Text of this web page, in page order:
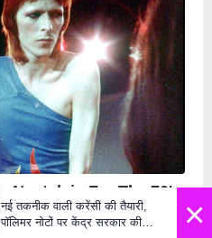
×
नई तकनीक वाली करेंसी की तैयारी,
पॉलिमर नोटों पर केंद्र सरकार की